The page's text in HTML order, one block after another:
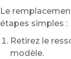
Le
étapes simples :
Retirez le
modèle.